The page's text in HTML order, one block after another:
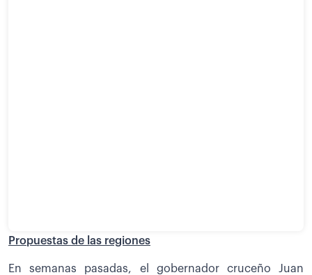
Propuestas de las regiones
En semanas pasadas, el gobernador cruceño Juan